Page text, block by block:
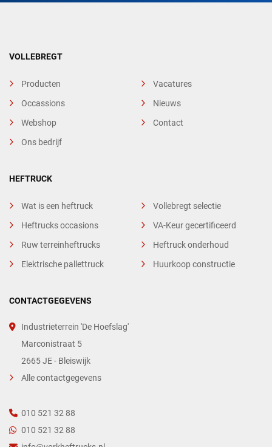
VOLLEBREGT
Producten
Occassions
Webshop
Ons bedrijf
Vacatures
Nieuws
Contact
HEFTRUCK
Wat is een heftruck
Heftrucks occasions
Ruw terreinheftrucks
Elektrische pallettruck
Vollebregt selectie
VA-Keur gecertificeerd
Heftruck onderhoud
Huurkoop constructie
CONTACTGEGEVENS
Industrieterrein 'De Hoefslag'
Marconistraat 5
2665 JE - Bleiswijk
Alle contactgegevens
010 521 32 88
010 521 32 88